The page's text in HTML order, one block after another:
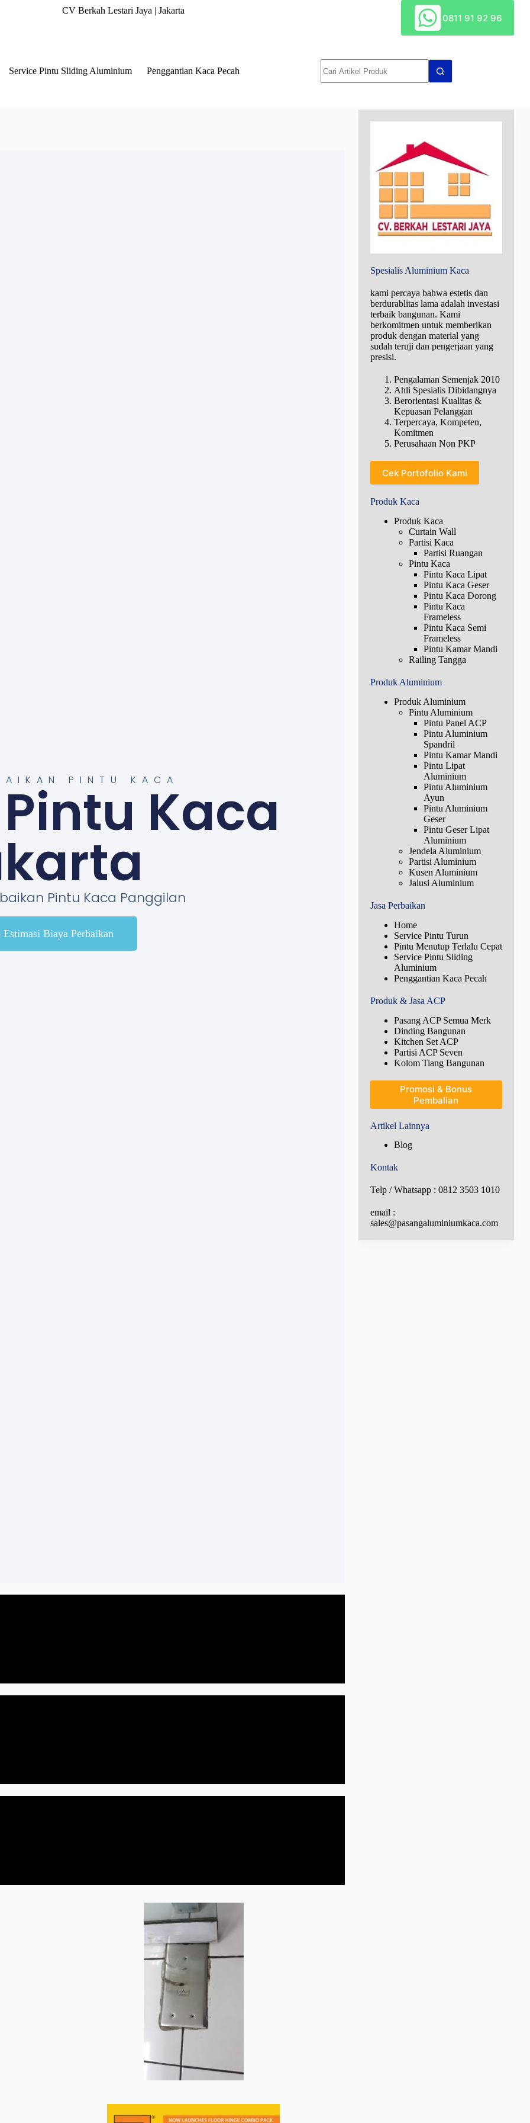
CV Berkah Lestari Jaya | Jakarta
0811 91 92 96
Service Pintu Sliding Aluminium Penggantian Kaca Pecah
PINTU KACAKaca
Pintu Kaca Panggilan
Biaya Perbaikan
Spesialis Aluminium Kaca
kami percaya bahwa estetis dan
berdurablitas lama adalah investasi
terbaik bangunan. Kami
berkomitmen untuk memberikan
produk dengan material yang
sudah teruji dan pengerjaan yang
presisi.
Pengalaman Semenjak 2010
Ahli Spesialis Dibidangnya
Berorientasi Kualitas &
Kepuasan Pelanggan
Terpercaya, Kompeten,
Komitmen
Perusahaan Non PKP
Cek Portofolio Kami
Produk Kaca
Produk Kaca
Curtain Wall
Partisi Kaca
Partisi Ruangan
Pintu Kaca
Pintu Kaca Lipat
Pintu Kaca Geser
Pintu Kaca Dorong
Pintu Kaca
Frameless
Pintu Kaca Semi
Frameless
Pintu Kamar Mandi
Railing Tangga
Produk Aluminium
Produk Aluminium
Pintu Aluminium
Pintu Panel ACP
Pintu Aluminium
Spandril
Pintu Kamar Mandi
Pintu Lipat
Aluminium
Pintu Aluminium
Ayun
Pintu Aluminium
Geser
Pintu Geser Lipat
Aluminium
Jendela Aluminium
Partisi Aluminium
Kusen Aluminium
Jalusi Aluminium
Jasa Perbaikan
Home
Service Pintu Turun
Pintu Menutup Terlalu Cepat
Service Pintu Sliding
Aluminium
Penggantian Kaca Pecah
Produk & Jasa ACP
Pasang ACP Semua Merk
Dinding Bangunan
Kitchen Set ACP
Partisi ACP Seven
Kolom Tiang Bangunan
Promosi & Bonus
Pembalian
Artikel Lainnya
Blog
Kontak
Telp / Whatsapp : 0812 3503 1010
email :
sales@pasangaluminiumkaca.com